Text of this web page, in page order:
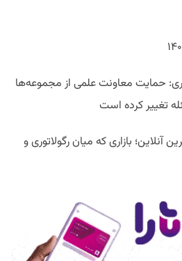
حمایت معاونت علمی از مجموعه‌ها
تغییر کرده است
بازاری که میان رگولاتوری و